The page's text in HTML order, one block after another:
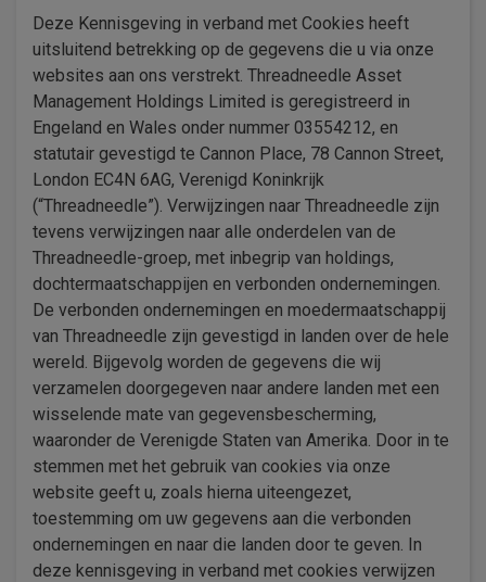
Deze Kennisgeving in verband met Cookies heeft
uitsluitend betrekking op de gegevens die u via onze
websites aan ons verstrekt. Threadneedle Asset
Management Holdings Limited is geregistreerd in
Engeland en Wales onder nummer 03554212, en
statutair gevestigd te Cannon Place, 78 Cannon Street,
London EC4N 6AG, Verenigd Koninkrijk
(“Threadneedle”). Verwijzingen naar Threadneedle zijn
tevens verwijzingen naar alle onderdelen van de
Threadneedle-groep, met inbegrip van holdings,
dochtermaatschappijen en verbonden ondernemingen.
De verbonden ondernemingen en moedermaatschappij
van Threadneedle zijn gevestigd in landen over de hele
wereld. Bijgevolg worden de gegevens die wij
verzamelen doorgegeven naar andere landen met een
wisselende mate van gegevensbescherming,
waaronder de Verenigde Staten van Amerika. Door in te
stemmen met het gebruik van cookies via onze
website geeft u, zoals hierna uiteengezet,
toestemming om uw gegevens aan die verbonden
ondernemingen en naar die landen door te geven. In
deze kennisgeving in verband met cookies verwijzen